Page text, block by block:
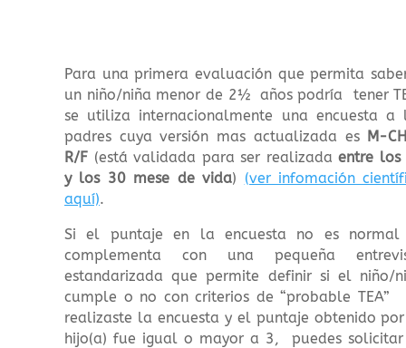
Para una primera evaluación que permita
un niño/niña menor de 2½ años podría tener
se utiliza internacionalmente una encuesta a
padres cuya versión mas actualizada es M-
R/F (está validada para ser realizadaentre los
y los 30 mese de vida) (ver infomación
aquí).
Si el puntaje en la encuesta no es normal
complementa con una pequeña
estandarizada que permite definir si el niño/
cumple o no con criterios de “probable TEA”
realizaste la encuesta y el puntaje obtenido
hijo(a) fue igual o mayor a 3, puedes